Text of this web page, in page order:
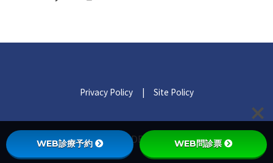
Privacy Policy| Site Policy
© 2021 HARA DENTAL CLINIC.
WEB診療予約 WEB問診票